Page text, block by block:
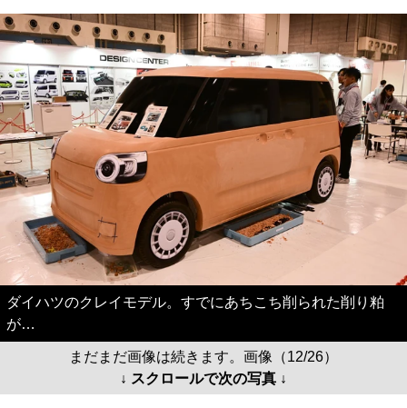
ダイハツのクレイモデル。すでにあちこち削られた削り粕
が…
まだまだ画像は続きます。画像（12/26）
↓ スクロールで次の写真 ↓